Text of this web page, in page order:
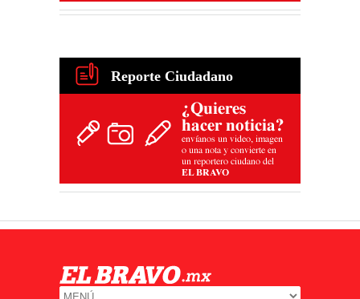
Reporte Ciudadano